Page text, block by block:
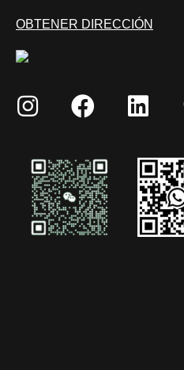
OBTENER DIRECCIÓN